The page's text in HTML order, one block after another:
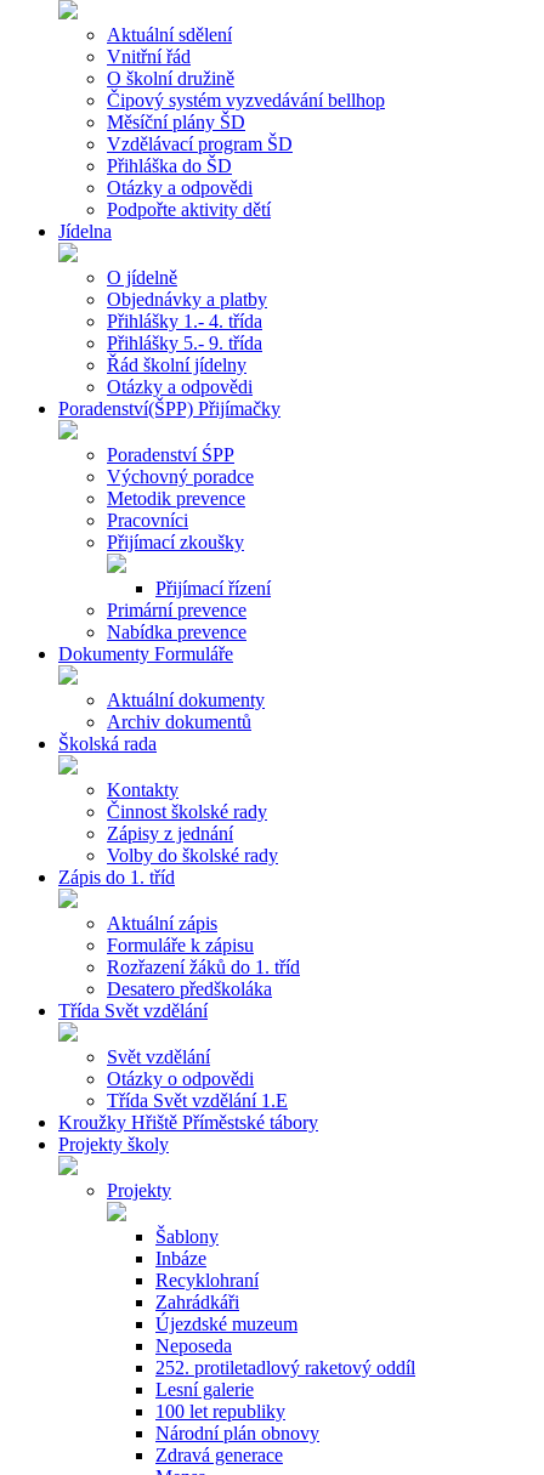
Aktuální sdělení
Vnitřní řád
O školní družině
Čipový systém vyzvedávání bellhop
Měsíční plány ŠD
Vzdělávací program ŠD
Přihláška do ŠD
Otázky a odpovědi
Podpořte aktivity dětí
Jídelna
O jídelně
Objednávky a platby
Přihlášky 1.- 4. třída
Přihlášky 5.- 9. třída
Řád školní jídelny
Otázky a odpovědi
Poradenství(ŠPP) Přijímačky
Poradenství ŚPP
Výchovný poradce
Metodik prevence
Pracovníci
Přijímací zkoušky
Přijímací řízení
Primární prevence
Nabídka prevence
Dokumenty Formuláře
Aktuální dokumenty
Archiv dokumentů
Školská rada
Kontakty
Činnost školské rady
Zápisy z jednání
Volby do školské rady
Zápis do 1. tříd
Aktuální zápis
Formuláře k zápisu
Rozřazení žáků do 1. tříd
Desatero předškoláka
Třída Svět vzdělání
Svět vzdělání
Otázky o odpovědi
Třída Svět vzdělání 1.E
Kroužky Hřiště Příměstské tábory
Projekty školy
Projekty
Šablony
Inbáze
Recyklohraní
Zahrádkáři
Újezdské muzeum
Neposeda
252. protiletadlový raketový oddíl
Lesní galerie
100 let republiky
Národní plán obnovy
Zdravá generace